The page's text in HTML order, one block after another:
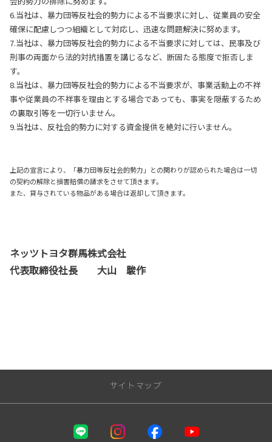
6.当社は、暴力団等反社会的勢力による不当要求に対し、従業員の安全
確保に配慮しつつ組織として対応し、迅速な問題解決に努めます。
7.当社は、暴力団等反社会的勢力による不当要求に対しては、民事及び
刑事の両面から法的対抗措置を講じるなど、断固たる態度で拒否しま
す。
8.当社は、暴力団等反社会的勢力による不当要求が、事業活動上の不祥
事や従業員の不祥事を理由とする場合であっても、事実を隠蔽するため
の裏取引等を一切行いません。
9.当社は、反社会的勢力に対する資金提供を絶対に行いません。
上記の宣言により、「暴力団等反社会的勢力」との関わりが認められた場合は一切
の契約の解除と損害賠償の請求をさせて頂きます。
また、貸与されている物品がある場合は返却して頂きます。
ネッツトヨタ群馬株式会社
代表取締役社長 大山 駿作
サイトマップ